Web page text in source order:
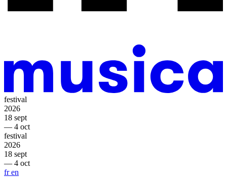
festival
2026
18 sept
— 4 oct
festival
2026
18 sept
— 4 oct
fren